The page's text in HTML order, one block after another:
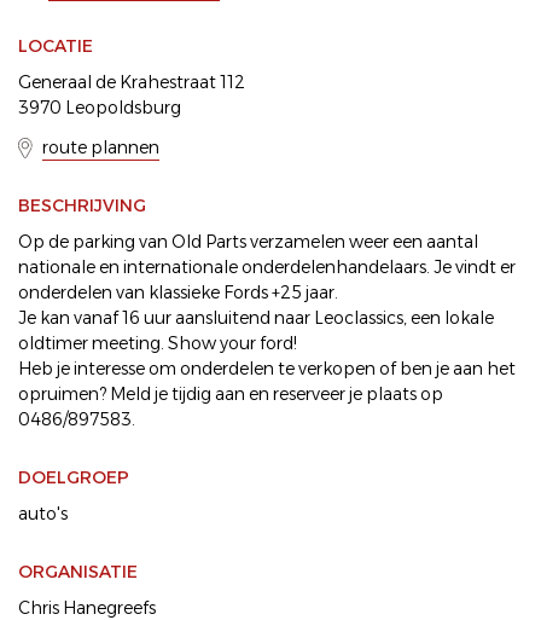
LOCATIE
Generaal de Krahestraat 112
3970 Leopoldsburg
route plannen
BESCHRIJVING
Op de parking van Old Parts verzamelen weer een aantal
nationale en internationale onderdelenhandelaars. Je vindt er
onderdelen van klassieke Fords +25 jaar.
Je kan vanaf 16 uur aansluitend naar Leoclassics, een lokale
oldtimer meeting. Show your ford!
Heb je interesse om onderdelen te verkopen of ben je aan het
opruimen? Meld je tijdig aan en reserveer je plaats op
0486/897583.
DOELGROEP
auto's
ORGANISATIE
Chris Hanegreefs